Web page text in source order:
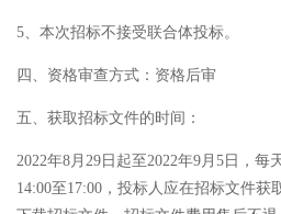
5、本次招标不接受联合体投标。
四、资格审查方式：资格后审
五、获取招标文件的时间：
2022年8月29日起至2022年9月5日，每
14:00至17:00，投标人应在招标文件获